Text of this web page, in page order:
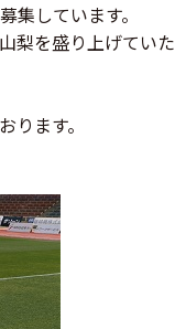
しています。
梨を盛り上げてい
ます。